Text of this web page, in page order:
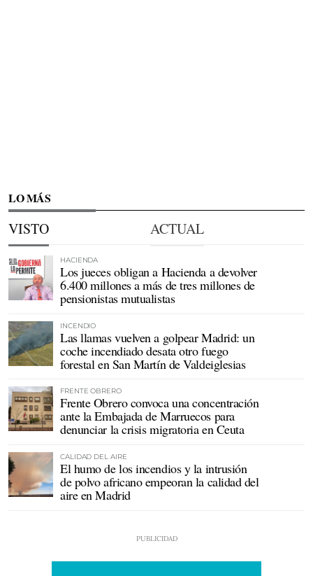
LO MÁS
VISTO ACTUAL
HACIENDA
Los jueces obligan a Hacienda a devolver
6.400 millones a más de tres millones de
pensionistas mutualistas
INCENDIO
Las llamas vuelven a golpear Madrid: un
coche incendiado desata otro fuego
forestal en San Martín de Valdeiglesias
FRENTE OBRERO
Frente Obrero convoca una concentración
ante la Embajada de Marruecos para
denunciar la crisis migratoria en Ceuta
CALIDAD DEL AIRE
El humo de los incendios y la intrusión
de polvo africano empeoran la calidad del
aire en Madrid